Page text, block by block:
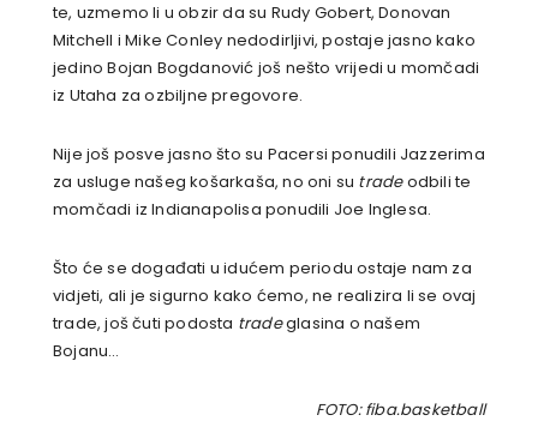
te, uzmemo li u obzir da su Rudy Gobert, Donovan
Mitchell i Mike Conley nedodirljivi, postaje jasno kako
jedino Bojan Bogdanović još nešto vrijedi u momčadi
iz Utaha za ozbiljne pregovore.
Nije još posve jasno što su Pacersi ponudili Jazzerima
za usluge našeg košarkaša, no oni su tradeodbili te
momčadi iz Indianapolisa ponudili Joe Inglesa.
Što će se događati u idućem periodu ostaje nam za
vidjeti, ali je sigurno kako ćemo, ne realizira li se ovaj
trade, još čuti podosta tradeglasina o našem
Bojanu…
FOTO: fiba.basketball